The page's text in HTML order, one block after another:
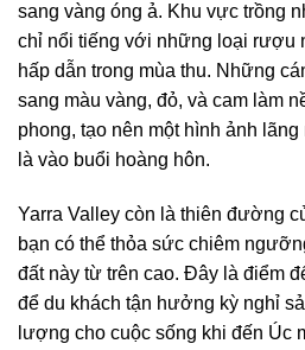
sang vàng óng ả. Khu vực trồng
chỉ nổi tiếng với những loại rượu
hấp dẫn trong mùa thu. Những
sang màu vàng, đỏ, và cam làm
phong, tạo nên một hình ảnh
là vào buổi hoàng hôn.
Yarra Valley còn là thiên đường
bạn có thể thỏa sức chiêm
đất này từ trên cao. Đây là điểm
để du khách tận hưởng kỳ nghỉ
lượng cho cuộc sống khi đến Úc